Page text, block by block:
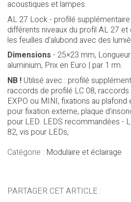
acoustiques et lampes.
AL 27 Lock - profilé
différents niveaux du profil AL 27 et
les feuilles d'alubond avec des
Dimensions- 25×23 mm,
aluminium, Prix en Euro | par 1 rm.
NB !Utilisé avec : profilé
raccords de profilé LC 08, raccords
EXPO ou MINI, fixations au
pour fixation externe, plaque
pour LED. LEDS recommandées -
82, vis pour LEDs,
Catégorie : Modulaire et éclairage
PARTAGER CET ARTICLE :